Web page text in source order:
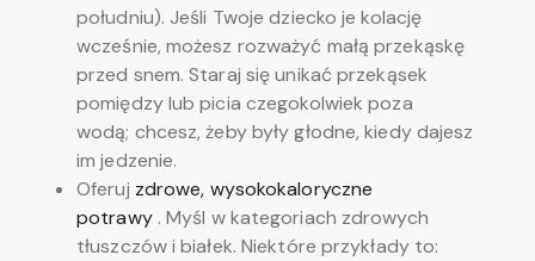
południu). Jeśli Twoje dziecko je kolację
wcześnie, możesz rozważyć małą przekąskę
przed snem. Staraj się unikać przekąsek
pomiędzy lub picia czegokolwiek poza
wodą; chcesz, żeby były głodne, kiedy dajesz
im jedzenie.
Oferuj zdrowe, wysokokaloryczne
potrawy. Myśl w kategoriach zdrowych
tłuszczów i białek. Niektóre przykłady to: